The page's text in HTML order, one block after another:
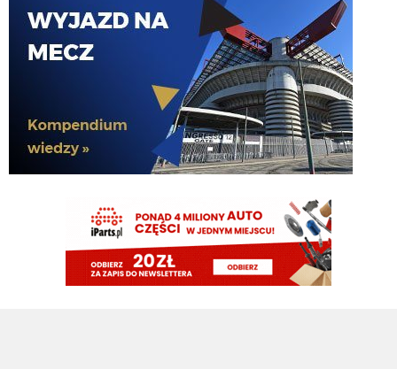
pluto11 08.08.2026 21:34
Chłop ma 37 lat jedyne co może urwać to nife albo ahillesa
Oglądam PSV, Perisic dupy nie urywa
Piotrek85 08.08.2026 19:18
Dołożę do wahadłowego😃
Piotrek na co wydasz te pieniądze?
Piotrek85 08.08.2026 18:16
Raczej nie będą to duże kwoty.